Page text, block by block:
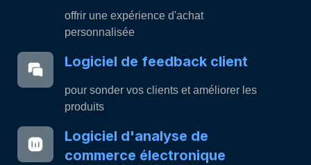
offrir une expérience d'achat
personnalisée
Logiciel de feedback client
pour sonder vos clients et améliorer les
produits
Logiciel d'analyse de
commerce électronique